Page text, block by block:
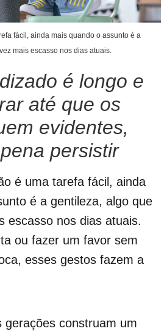
fácil, ainda mais quando o assunto é a
mais escasso nos dias atuais.
é longo e
até que os
evidentes,
persistir
é uma tarefa fácil, ainda
é a gentileza, algo que
escasso nos dias atuais.
ou fazer um favor sem
esses gestos fazem a
gerações construam um